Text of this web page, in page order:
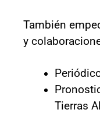
También
y
Tierras